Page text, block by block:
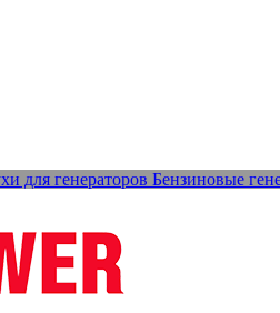
для генераторов Бензиновые